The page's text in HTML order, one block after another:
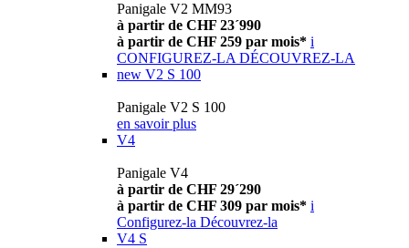
Panigale V2 MM93
à partir de CHF 23´990
à partir de CHF 259 par mois* i
CONFIGUREZ-LA DÉCOUVREZ-LA
new V2 S 100
Panigale V2 S 100
en savoir plus
V4
Panigale V4
à partir de CHF 29´290
à partir de CHF 309 par mois* i
Configurez-la Découvrez-la
V4 S